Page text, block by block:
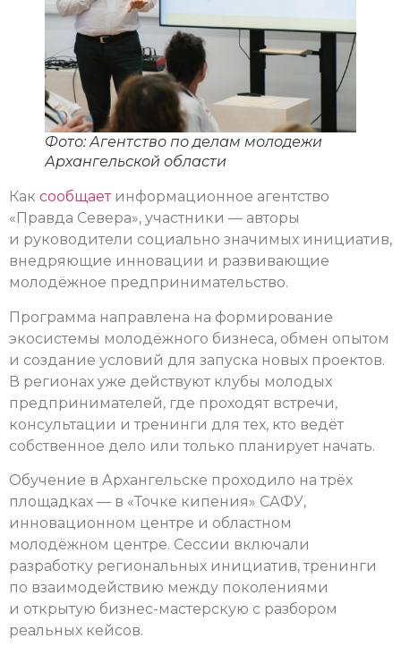
Фото: Агентство по делам молодежи
Архангельской области
Как сообщает информационное агентство
«Правда Севера», участники — авторы
и руководители социально значимых инициатив,
внедряющие инновации и развивающие
молодёжное предпринимательство.
Программа направлена на формирование
экосистемы молодёжного бизнеса, обмен опытом
и создание условий для запуска новых проектов.
В регионах уже действуют клубы молодых
предпринимателей, где проходят встречи,
консультации и тренинги для тех, кто ведёт
собственное дело или только планирует начать.
Обучение в Архангельске проходило на трёх
площадках — в «Точке кипения» САФУ,
инновационном центре и областном
молодёжном центре. Сессии включали
разработку региональных инициатив, тренинги
по взаимодействию между поколениями
и открытую бизнес-мастерскую с разбором
реальных кейсов.